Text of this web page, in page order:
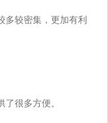
较密集，更加有利
很多方便。